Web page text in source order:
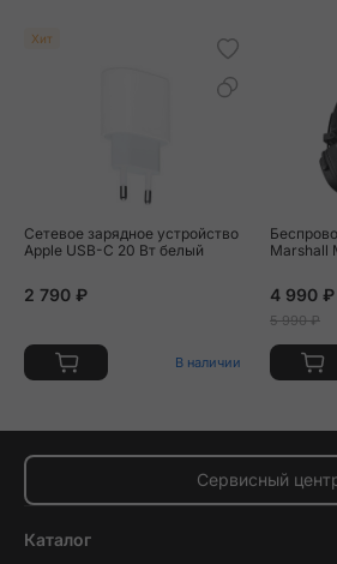
Хит
Сетевое зарядное устройство
Apple USB-C 20 Вт белый
2 790 ₽
В наличии
Marshall
4 990 ₽
5 990 ₽
Сервисный
Каталог